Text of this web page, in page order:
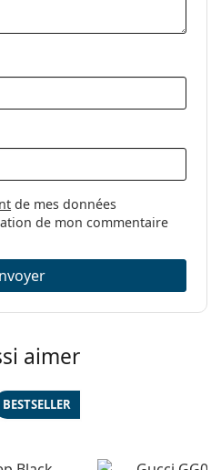
de vue
de mes données
de mon commentaire
aimer
BESTSELLER